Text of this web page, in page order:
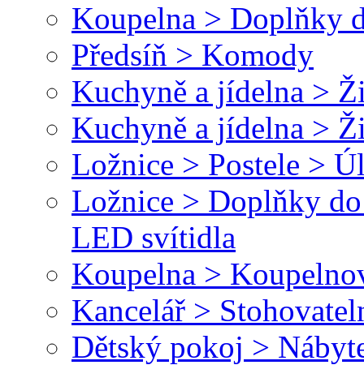
Koupelna > Doplňky
Předsíň > Komody
Kuchyně a jídelna >
Kuchyně a jídelna >
Ložnice > Postele >
Ložnice > Doplňky
LED svítidla
Koupelna >
Kancelář >
Dětský pokoj >